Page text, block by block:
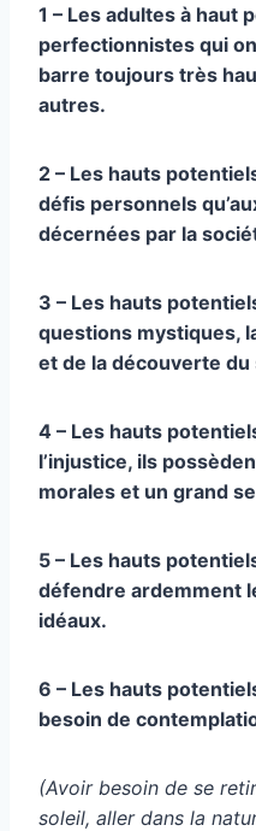
1 – Les adultes à haut
perfectionnistes qui
barre toujours très
autres.
2 – Les hauts
défis personnels
décernées par la
3 – Les hauts
questions mystiques,
et de la découverte du
4 – Les hauts
l’injustice, ils
morales et un grand
5 – Les hauts
défendre ardemment
idéaux.
6 – Les hauts
besoin de
(Avoir besoin de se
soleil, aller dans la